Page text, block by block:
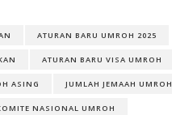
ATURAN BARU UMROH 2025
ATURAN BARU VISA UMROH
ASING JUMLAH JEMAAH UMROH
NASIONAL UMROH